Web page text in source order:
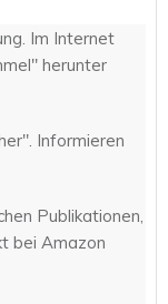
Im Internet
herunter
Informieren
Publikationen,
bei Amazon